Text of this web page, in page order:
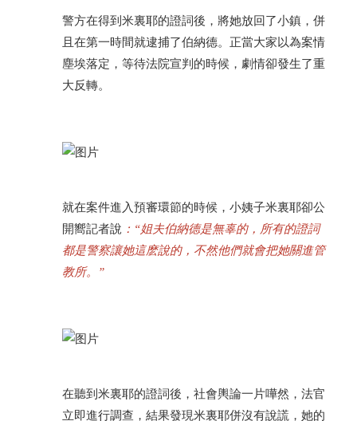
警方在得到米裏耶的證詞後，將她放回了小鎮，併
且在第一時間就逮捕了伯納德。正當大家以為案情
塵埃落定，等待法院宣判的時候，劇情卻發生了重
大反轉。
就在案件進入預審環節的時候，小姨子米裏耶卻公
開嚮記者說 ：“姐夫伯納德是無辜的，所有的證詞
都是警察讓她這麽說的，不然他們就會把她關進管
教所。”
在聽到米裏耶的證詞後，社會輿論一片嘩然，法官
立即進行調查，結果發現米裏耶併沒有說謊，她的